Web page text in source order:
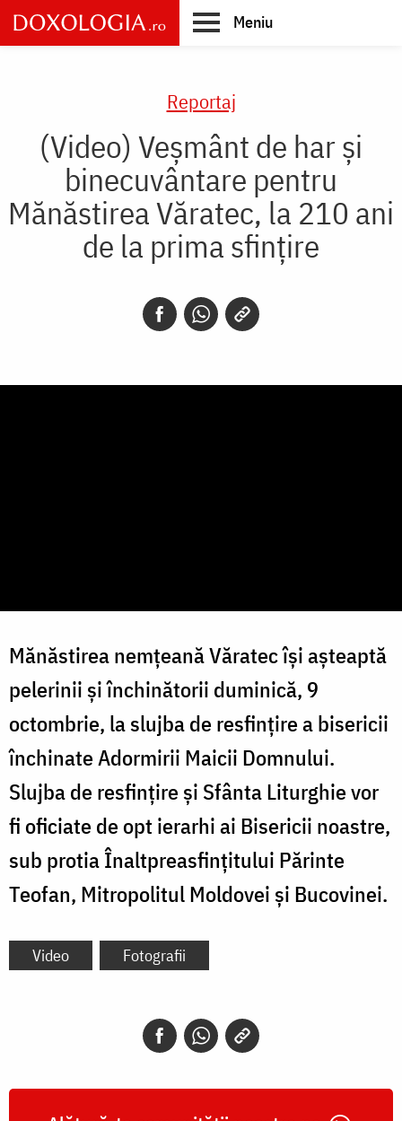
Skip
to
main
Meniu
Reportaj
(Video) Veșmânt de har și
binecuvântare pentru
Mănăstirea Văratec, la 210 ani
de la prima sfințire
Mănăstirea nemțeană Văratec își așteaptă
pelerinii și închinătorii duminică, 9
octombrie, la slujba de resfințire a bisericii
închinate Adormirii Maicii Domnului.
Slujba de resfințire și Sfânta Liturghie vor
fi oficiate de opt ierarhi ai Bisericii noastre,
sub protia Înaltpreasfințitului Părinte
Teofan, Mitropolitul Moldovei și Bucovinei.
Video Fotografii